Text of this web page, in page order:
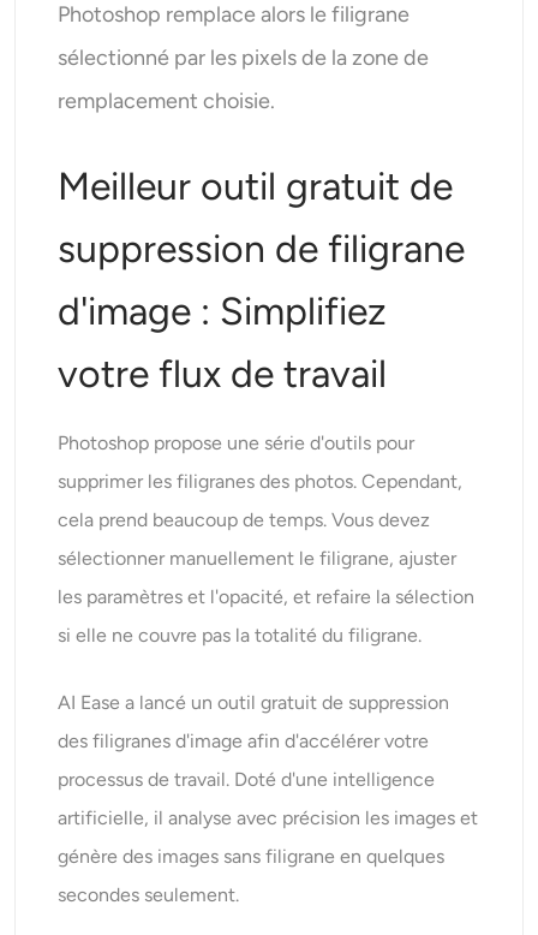
Photoshop remplace alors le filigrane
sélectionné par les pixels de la zone de
remplacement choisie.
Meilleur outil gratuit de
suppression de filigrane
d'image : Simplifiez
votre flux de travail
Photoshop propose une série d'outils pour
supprimer les filigranes des photos. Cependant,
cela prend beaucoup de temps. Vous devez
sélectionner manuellement le filigrane, ajuster
les paramètres et l'opacité, et refaire la sélection
si elle ne couvre pas la totalité du filigrane.
AI Ease a lancé un outil gratuitde suppression
des filigranes d'image afin d'accélérer votre
processus de travail. Doté d'une intelligence
artificielle, il analyse avec précision les images et
génère des images sans filigrane en quelques
secondes seulement.